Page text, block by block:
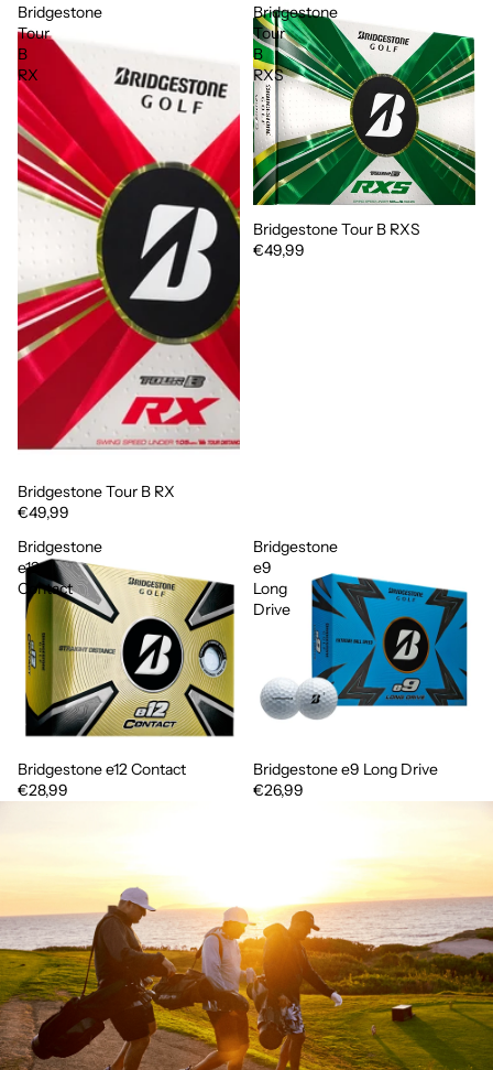
Bridgestone
Tour
B
RX
Bridgestone Tour B RX
€49,99
Bridgestone
Tour
B
RXS
Bridgestone Tour B RXS
€49,99
Bridgestone
e12
Contact
Bridgestone e12 Contact
€28,99
Bridgestone
e9
Long
Drive
Bridgestone e9 Long Drive
€26,99